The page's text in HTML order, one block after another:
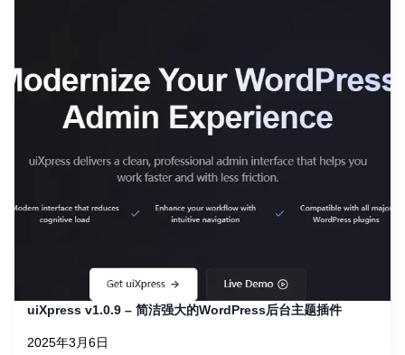
uiXpress v1.0.9 – 简洁强大的WordPress后台主题插件
2025年3月6日